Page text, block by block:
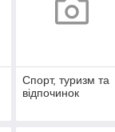
Спорт, туризм та
відпочинок